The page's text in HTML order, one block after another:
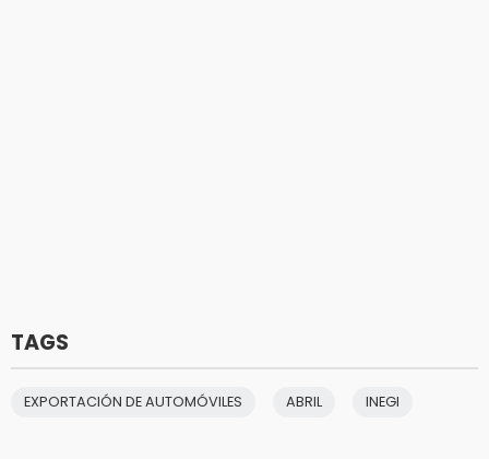
TAGS
EXPORTACIÓN DE AUTOMÓVILES ABRIL INEGI